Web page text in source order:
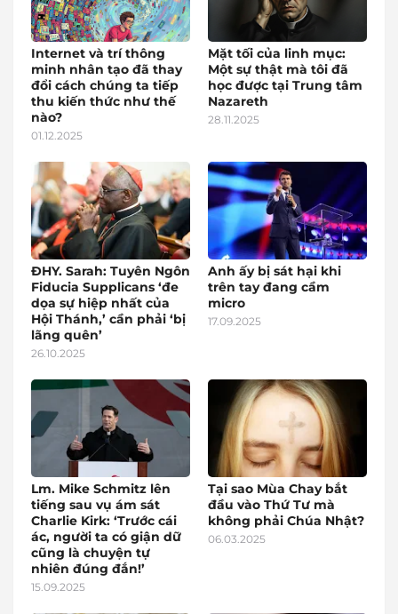
Internet và trí thông
minh nhân tạo đã thay
đổi cách chúng ta tiếp
thu kiến thức như thế
nào?
01.12.2025
Mặt tối của linh mục:
Một sự thật mà tôi đã
học được tại Trung tâm
Nazareth
28.11.2025
ĐHY. Sarah: Tuyên Ngôn
Fiducia Supplicans ‘đe
dọa sự hiệp nhất của
Hội Thánh,’ cần phải ‘bị
lãng quên’
26.10.2025
Anh ấy bị sát hại khi
trên tay đang cầm
micro
17.09.2025
Lm. Mike Schmitz lên
tiếng sau vụ ám sát
Charlie Kirk: ‘Trước cái
ác, người ta có giận dữ
cũng là chuyện tự
nhiên đúng đắn!’
15.09.2025
Tại sao Mùa Chay bắt
đầu vào Thứ Tư mà
không phải Chúa Nhật?
06.03.2025